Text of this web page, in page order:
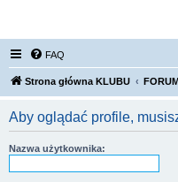
FAQ
Strona główna KLUBU
Aby oglądać profile,
Nazwa użytkownika: